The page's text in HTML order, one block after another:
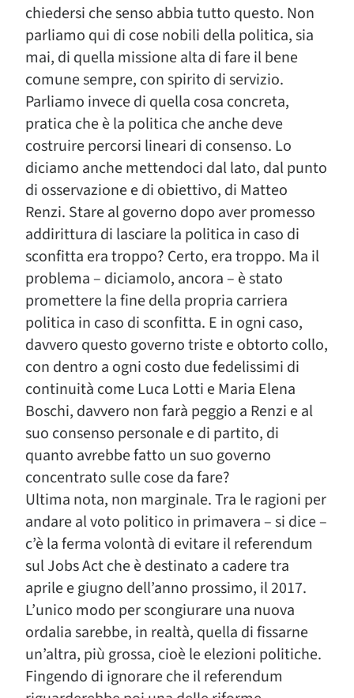
chiedersi che senso abbia tutto questo. Non
parliamo qui di cose nobili della politica, sia
mai, di quella missione alta di fare il bene
comune sempre, con spirito di servizio.
Parliamo invece di quella cosa concreta,
pratica che è la politica che anche deve
costruire percorsi lineari di consenso. Lo
diciamo anche mettendoci dal lato, dal punto
di osservazione e di obiettivo, di Matteo
Renzi. Stare al governo dopo aver promesso
addirittura di lasciare la politica in caso di
sconfitta era troppo? Certo, era troppo. Ma il
problema – diciamolo, ancora – è stato
promettere la fine della propria carriera
politica in caso di sconfitta. E in ogni caso,
davvero questo governo triste e obtorto collo,
con dentro a ogni costo due fedelissimi di
continuità come Luca Lotti e Maria Elena
Boschi, davvero non farà peggio a Renzi e al
suo consenso personale e di partito, di
quanto avrebbe fatto un suo governo
concentrato sulle cose da fare?
Ultima nota, non marginale. Tra le ragioni per
andare al voto politico in primavera – si dice –
c’è la ferma volontà di evitare il referendum
sul Jobs Act che è destinato a cadere tra
aprile e giugno dell’anno prossimo, il 2017.
L’unico modo per scongiurare una nuova
ordalia sarebbe, in realtà, quella di fissarne
un’altra, più grossa, cioè le elezioni politiche.
Fingendo di ignorare che il referendum